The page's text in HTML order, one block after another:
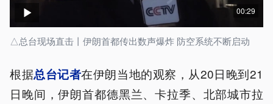
00:29
△总台现场直击丨伊朗首都传出数声爆炸 防空系统不断启动
根据总台记者在伊朗当地的观察，从20日晚到21
日晚间，伊朗首都德黑兰、卡拉季、北部城市拉